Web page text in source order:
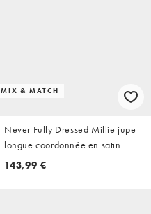
MIX & MATCH
Never Fully Dressed Millie jupe
longue coordonnée en satin
taille haute à ourlet asymétrique
143,99 €